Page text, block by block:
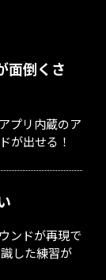
面倒くさ
プリ内蔵のア
が出せる！
ンドが再現で
した練習が